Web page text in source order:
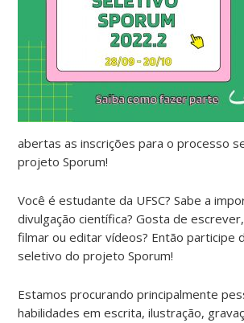
abertas as inscrições para o processo
projeto Sporum!
Você é estudante da UFSC? Sabe a
divulgação científica? Gosta de
filmar ou editar vídeos? Então participe
seletivo do projeto Sporum!
Estamos procurando principalmente
habilidades em escrita, ilustração,